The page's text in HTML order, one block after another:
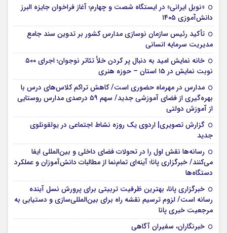
«نوبل ایرانی» در ایستگاه شصت و چهارم؛ آغاز فراخوان جایزه البرز
دانش‌آموزی ۱۴۰۵
تأکید رئیس سازمان نوسازی مدارس کشور بر تدوین سند جامع
مدیریت سرمایه انسانی
خانه نمایش امید به دنبال پر کردن خلأ تئاتر نوجوان؛ اجرای ۵۰۰
نوبت نمایش در ۱۵ استان – حوزه هنری
مدارس در مهرماه حضوری است/ کاهش تراکم کلاس‌های درس با
بهره‌گیری از فضای آموزشی جدید/ سهم ۵۹ درصدی مدارس روستایی
از آموزش دولتی
گزارش تصویری| اردوی یک روزه نشاط اجتماعی در یولقونلوی
جدید
رسانه‌ها نقش اول را در تحولات فضای داخلی و بین‌المللی ایفا
می‌کنند/ خبرگزاری پانا؛ آینه‌ای تمام‌نما از مطالبات دانش‌آموزان و عملکرد
دستگاه‌ها
خبرگزاری پانا، بهترین ظرفیت تربیتی برای پرورش نسل آینده
رسانه است/ لزوم ترسیم نقشه راه برای بین‌المللی‌سازی و دستیابی به
مرجعیت خبری پانا
خبرنگاران، سفیران آگاهی